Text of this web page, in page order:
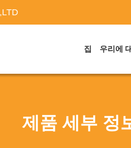
집 우리에
제품 세부 정